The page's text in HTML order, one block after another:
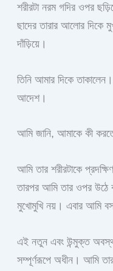
শরীরটা নরম গদির ওপর
ছাদের তারার আলোর দিকে
দাঁড়িয়ে।
তিনি আমার দিকে
আদেশ।
আমি জানি, আমাকে কী
আমি তার শরীরটাকে
তারপর আমি তার ওপর
মুখোমুখি নয়। এবার আমি
এই নতুন এবং উন্মুক্ত
সম্পূর্ণরূপে অধীন। আমি